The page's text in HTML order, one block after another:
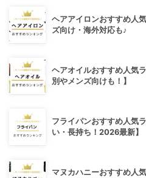
ヘアアイロンおすすめ人
ズ向け・海外対応も♪
ヘアオイルおすすめ人気
別やメンズ向けも！】
フライパンおすすめ人気
い・長持ち！2026最新】
マヌカハニーおすすめ人